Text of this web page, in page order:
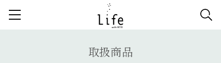
検索する記事の種類：
納品事例 News
取扱商品